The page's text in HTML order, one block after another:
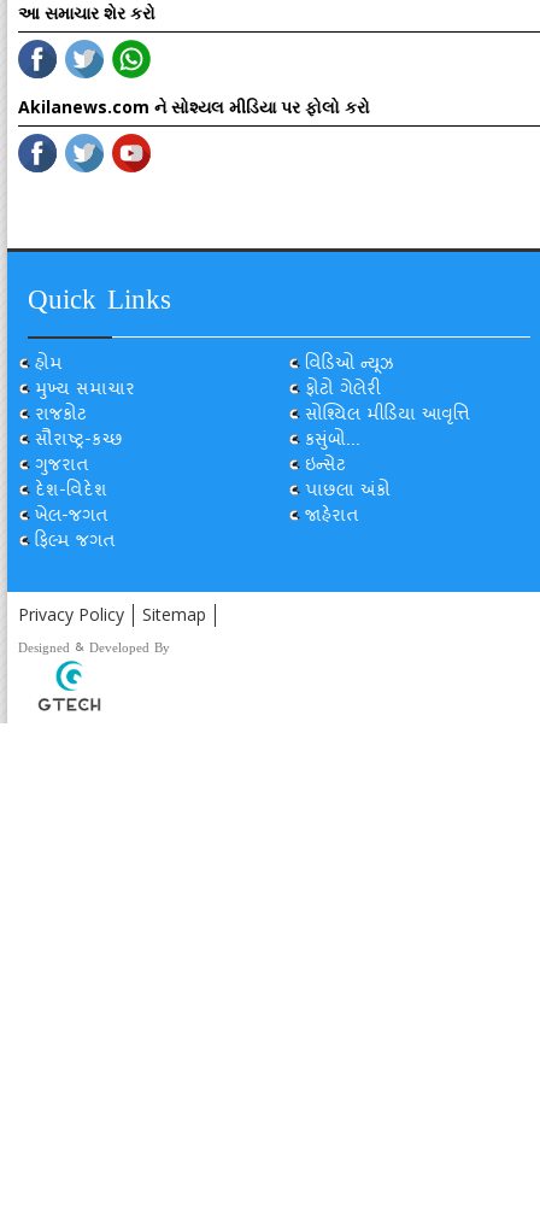
આ સમાચાર શેર કરો
Akilanews.com ને સોશ્યલ મીડિયા પર ફોલો કરો
Quick Links
હોમ
મુખ્ય સમાચાર
રાજકોટ
સૌરાષ્ટ્ર-કચ્છ
ગુજરાત
દેશ-વિદેશ
ખેલ-જગત
ફિલ્મ જગત
વિડિઓ ન્યૂઝ
ફોટો ગેલેરી
સોશ્યિલ મીડિયા આવૃત્તિ
કસુંબો...
ઇન્સેટ
પાછલા અંકો
જાહેરાત
Privacy Policy Sitemap
Designed & Developed By